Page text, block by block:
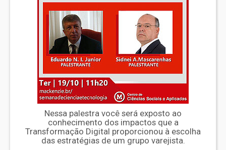
Nessa palestra você será exposto ao
conhecimento dos impactos que a
Transformação Digital proporcionou à escolha
das estratégias de um grupo varejista.